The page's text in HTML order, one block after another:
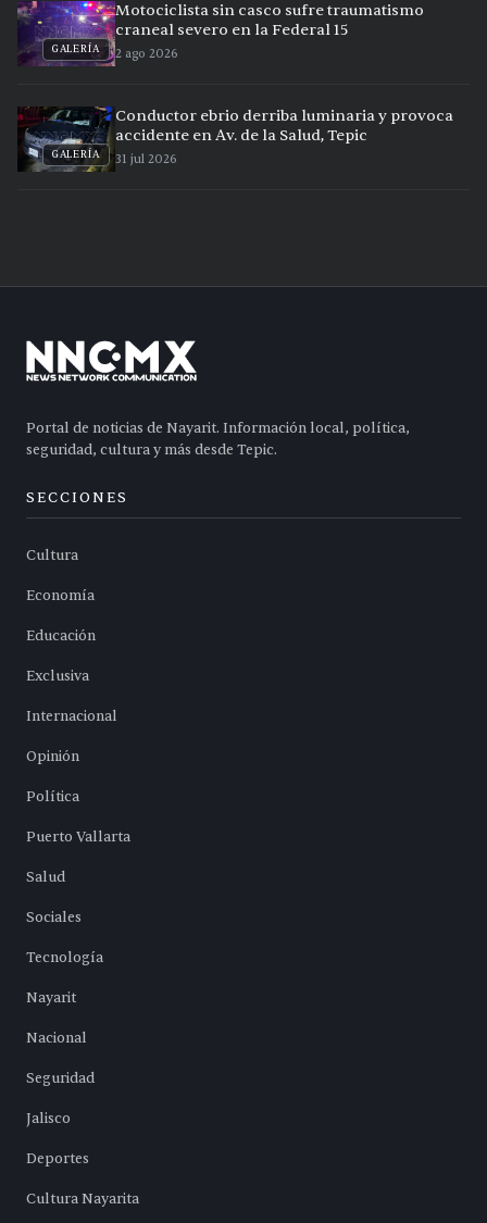
GALERÍA
Motociclista sin casco sufre traumatismo
craneal severo en la Federal 15
2 ago 2026
GALERÍA
Conductor ebrio derriba luminaria y provoca
accidente en Av. de la Salud, Tepic
31 jul 2026
Portal de noticias de Nayarit. Información local, política,
seguridad, cultura y más desde Tepic.
SECCIONES
Cultura
Economía
Educación
Exclusiva
Internacional
Opinión
Política
Puerto Vallarta
Salud
Sociales
Tecnología
Nayarit
Nacional
Seguridad
Jalisco
Deportes
Cultura Nayarita